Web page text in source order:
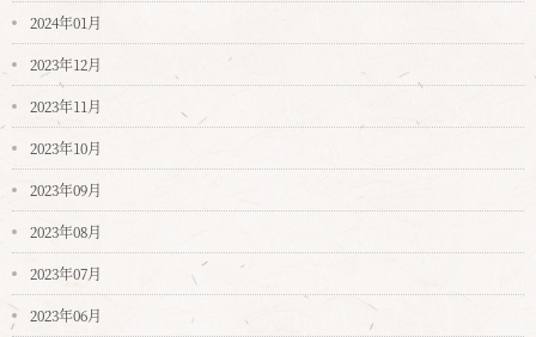
2024年01月
2023年12月
2023年11月
2023年10月
2023年09月
2023年08月
2023年07月
2023年06月